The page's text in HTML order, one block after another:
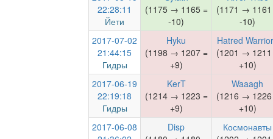
22:28:11
Йети
(1175 → 1165 =
-10)
(1171 → 1161
-10)
2017-07-02
21:44:15
Гидры
Hyku
(1198 → 1207 =
+9)
Hatred
(1201 → 1211
+10)
2017-06-19
22:19:18
Гидры
KerT
(1214 → 1223 =
+9)
Waaagh
(1216 → 1226
+10)
2017-06-08
Disp
Космонавты